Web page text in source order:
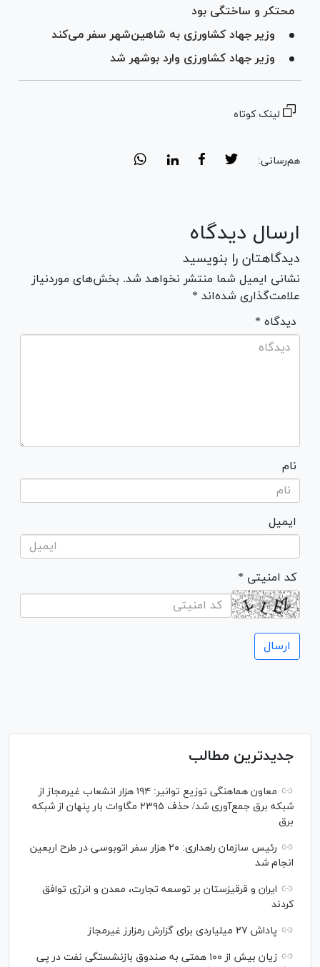
محتکر و ساختگی بود
وزیر جهاد کشاورزی به شاهین‌شهر سفر می‌کند
وزیر جهاد کشاورزی وارد بوشهر شد
لینک کوتاه
هم‌رسانی:
ارسال دیدگاه
دیدگاهتان را بنویسید
نشانی ایمیل شما منتشر نخواهد شد. بخش‌های موردنیاز
علامت‌گذاری شده‌اند *
* دیدگاه
نام
ایمیل
* کد امنیتی
جدیدترین مطالب
معاون هماهنگی توزیع توانیر: ۱۹۴ هزار انشعاب غیرمجاز از
شبکه برق جمع‌آوری شد/ حذف ۲۳۹۵ مگاوات بار پنهان از شبکه
برق
رئیس سازمان راهداری: ۲۰ هزار سفر اتوبوسی در طرح اربعین
انجام شد
ایران و قرقیزستان بر توسعه تجارت، معدن و انرژی توافق
کردند
پاداش ۲۷ میلیاردی برای گزارش رمزارز غیرمجاز
زیان بیش از ۱۰۰ همتی به صندوق بازنشستگی نفت در پی